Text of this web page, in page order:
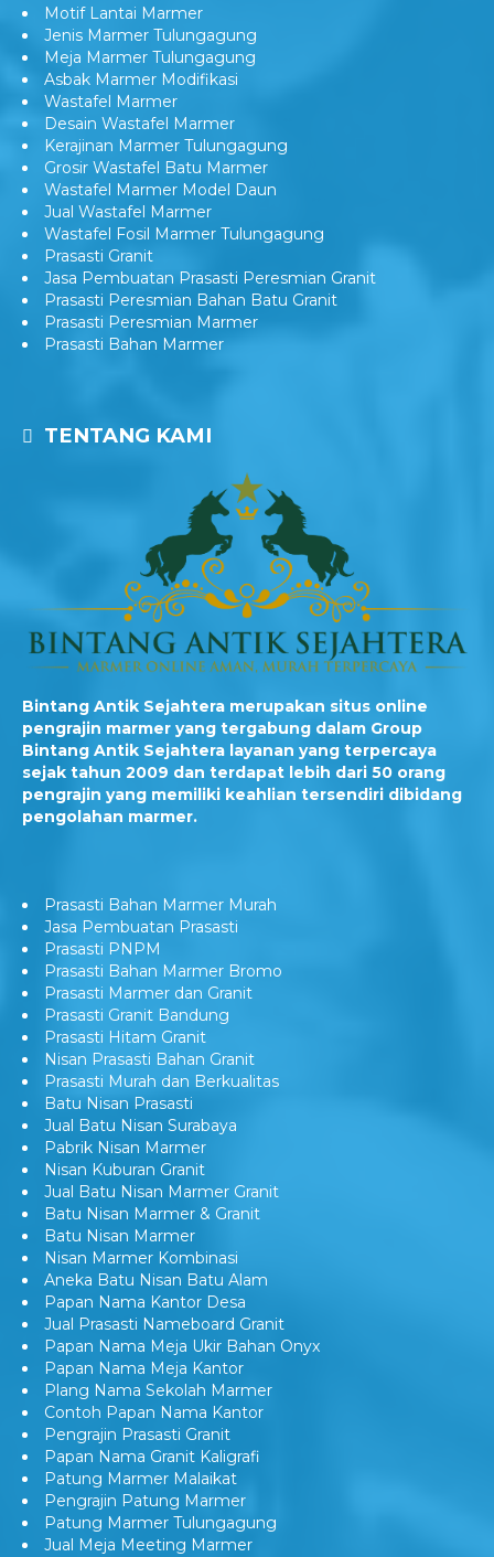
Motif Lantai Marmer
Jenis Marmer Tulungagung
Meja Marmer Tulungagung
Asbak Marmer Modifikasi
Wastafel Marmer
Desain Wastafel Marmer
Kerajinan Marmer Tulungagung
Grosir Wastafel Batu Marmer
Wastafel Marmer Model Daun
Jual Wastafel Marmer
Wastafel Fosil Marmer Tulungagung
Prasasti Granit
Jasa Pembuatan Prasasti Peresmian Granit
Prasasti Peresmian Bahan Batu Granit
Prasasti Peresmian Marmer
Prasasti Bahan Marmer
TENTANG KAMI
Bintang Antik Sejahtera merupakan situs online
pengrajin marmer yang tergabung dalam Group
Bintang Antik Sejahtera layanan yang terpercaya
sejak tahun 2009 dan terdapat lebih dari 50 orang
pengrajin yang memiliki keahlian tersendiri dibidang
pengolahan marmer.
Prasasti Bahan Marmer Murah
Jasa Pembuatan Prasasti
Prasasti PNPM
Prasasti Bahan Marmer Bromo
Prasasti Marmer dan Granit
Prasasti Granit Bandung
Prasasti Hitam Granit
Nisan Prasasti Bahan Granit
Prasasti Murah dan Berkualitas
Batu Nisan Prasasti
Jual Batu Nisan Surabaya
Pabrik Nisan Marmer
Nisan Kuburan Granit
Jual Batu Nisan Marmer Granit
Batu Nisan Marmer & Granit
Batu Nisan Marmer
Nisan Marmer Kombinasi
Aneka Batu Nisan Batu Alam
Papan Nama Kantor Desa
Jual Prasasti Nameboard Granit
Papan Nama Meja Ukir Bahan Onyx
Papan Nama Meja Kantor
Plang Nama Sekolah Marmer
Contoh Papan Nama Kantor
Pengrajin Prasasti Granit
Papan Nama Granit Kaligrafi
Patung Marmer Malaikat
Pengrajin Patung Marmer
Patung Marmer Tulungagung
Jual Meja Meeting Marmer